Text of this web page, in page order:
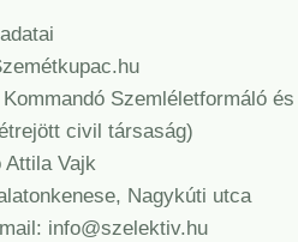
Szemléletformáló
civil társaság)
Attila Vajk
Nagykúti utca
info@szelektiv.hu